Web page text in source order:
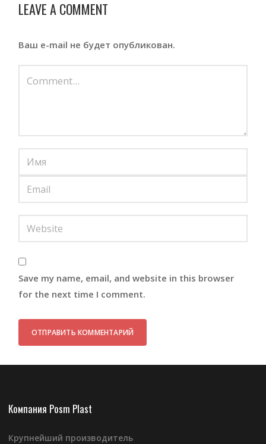
LEAVE A COMMENT
Ваш e-mail не будет опубликован.
Save my name, email, and website in this browser
for the next time I comment.
Компания Posm Plast
Крупнейший производитель